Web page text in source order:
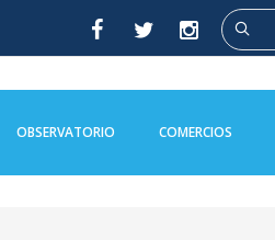
Buscar
OBSERVATORIO COMERCIOS